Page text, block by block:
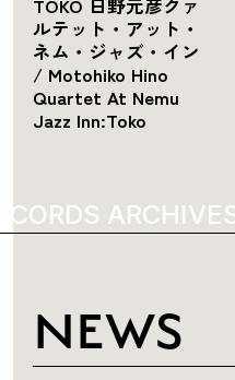
TOKO 日野元彦クァ
ルテット・アット・
ネム・ジャズ・イン
/ Motohiko Hino
Quartet At Nemu
Jazz Inn:Toko
ARCHIVES
NEWS